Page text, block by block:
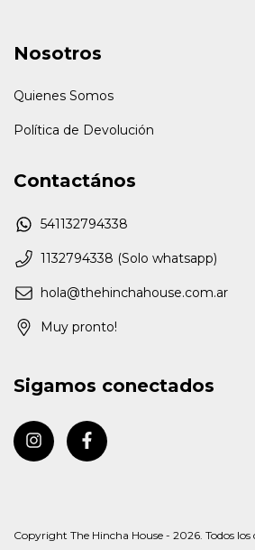
Nosotros
Quienes Somos
Política de Devolución
Contactános
541132794338
1132794338 (Solo whatsapp)
hola@thehinchahouse.com.ar
Muy pronto!
Sigamos conectados
Copyright The Hincha House - 2026. Todos los